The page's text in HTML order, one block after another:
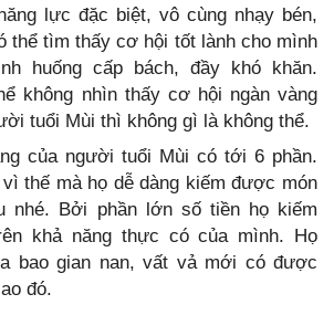
lực đặc biệt, vô cùng nhạy bén,
thể tìm thấy cơ hội tốt lành cho mình
huống cấp bách, đầy khó khăn.
không nhìn thấy cơ hội ngàn vàng
tuổi Mùi thì không gì là không thể.
của người tuổi Mùi có tới 6 phần.
thế mà họ dễ dàng kiếm được món
nhé. Bởi phần lớn số tiền họ kiếm
khả năng thực có của mình. Họ
bao gian nan, vất vả mới có được
đó.